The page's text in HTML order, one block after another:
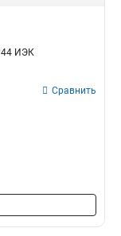
ИЭК
Сравнить